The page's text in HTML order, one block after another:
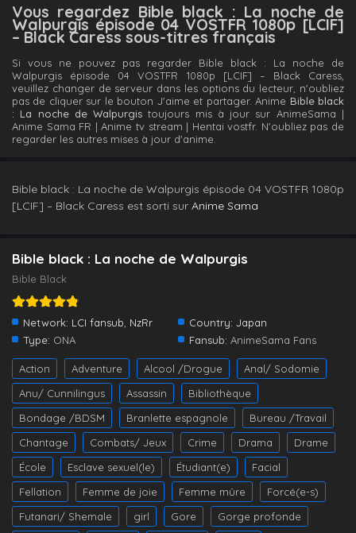
Vous regardez Bible black : La noche de
Walpurgis épisode 04 VOSTFR 1080p [LCIF]
– Black Caress sous-titres français
Si vous ne pouvez pas regarder Bible black : La noche de
Walpurgis épisode 04 VOSTFR 1080p [LCIF] – Black Caress,
veuillez changer de serveur dans les options du lecteur, n'oubliez
pas de cliquer sur le bouton J'aime et partager. Anime Bible black
: La noche de Walpurgis toujours mis à jour sur AnimeSama |
Anime Sama FR | Anime tv stream | Hentai vostfr. N'oubliez pas de
regarder les autres mises à jour d'anime.
Bible black : La noche de Walpurgis épisode 04 VOSTFR 1080p
[LCIF] – Black Caress est sorti sur Anime Sama
Bible black : La noche de Walpurgis
Bible Black
Network: LCI fansub NzRr Country: Japan
Type: ONA Fansub: AnimeSama Fans
Action Adventure Alcool /Drogue
Anal/ Sodomie
Anu/ Cunnilingus
Assassin
Bibliothèque
Bondage /BDSM
Branlette espagnole
Bureau /Travail
Chantage
Combats/ Jeux Crime Drama
Drame
École
Esclave sexuel(le) Étudiant(e)
Facial
Fellation
Femme de joie Femme mûre
Forcé(e-s)
Futanari/ Shemale
girl Gore
Gorge profonde